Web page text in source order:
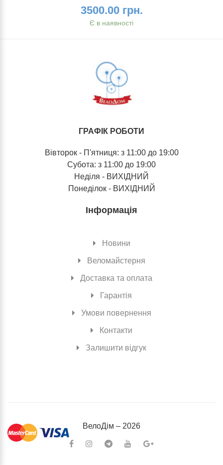
3500.00 грн.
Є в наявності
ГРАФІК РОБОТИ
Вівторок - П'ятниця: з 11:00 до 19:00
Субота: з 11:00 до 19:00
Неділя - ВИХІДНИЙ
Понеділок - ВИХІДНИЙ
Інформація
Новини
Веломайстерня
Доставка та оплата
Гарантія
Умови повернення
Контакти
Залишити відгук
ВелоДiм – 2026